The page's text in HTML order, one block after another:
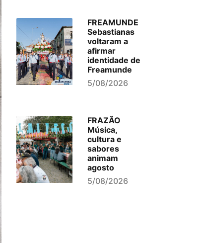
FREAMUNDE
Sebastianas
voltaram a
afirmar
identidade de
Freamunde
5/08/2026
FRAZÃO
Música,
cultura e
sabores
animam
agosto
5/08/2026